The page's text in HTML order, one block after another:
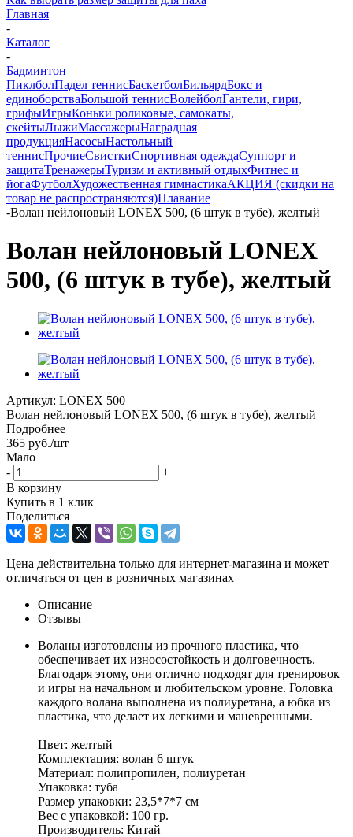
Главная
-
Каталог
-
Бадминтон
ПиклболПадел теннисБаскетболБильярдБокс и
единоборстваБольшой теннисВолейболГантели, гири,
грифыИгрыКоньки роликовые, самокаты,
скейтыЛыжиМассажерыНаградная
продукцияНасосыНастольный
теннисПрочиеСвисткиСпортивная одеждаСуппорт и
защитаТренажерыТуризм и активный отдыхФитнес и
йогаФутболХудожественная гимнастикаАКЦИЯ (скидки на
товар не распространяются)Плавание
-Волан нейлоновый LONEX 500, (6 штук в тубе), желтый
Волан нейлоновый LONEX
500, (6 штук в тубе), желтый
Артикул: LONEX 500
Волан нейлоновый LONEX 500, (6 штук в тубе), желтый
Подробнее
365 руб./шт
Мало
-
+
В корзину
Купить в 1 клик
Поделиться
Цена действительна только для интернет-магазина и может
отличаться от цен в розничных магазинах
Описание
Отзывы
Воланы изготовлены из прочного пластика, что
обеспечивает их износостойкость и долговечность.
Благодаря этому, они отлично подходят для тренировок
и игры на начальном и любительском уровне. Головка
каждого волана выполнена из полиуретана, а юбка из
пластика, что делает их легкими и маневренными.
Цвет: желтый
Комплектация: волан 6 штук
Материал: полипропилен, полиуретан
Упаковка: туба
Размер упаковки: 23,5*7*7 см
Вес с упаковкой: 100 гр.
Производитель: Китай